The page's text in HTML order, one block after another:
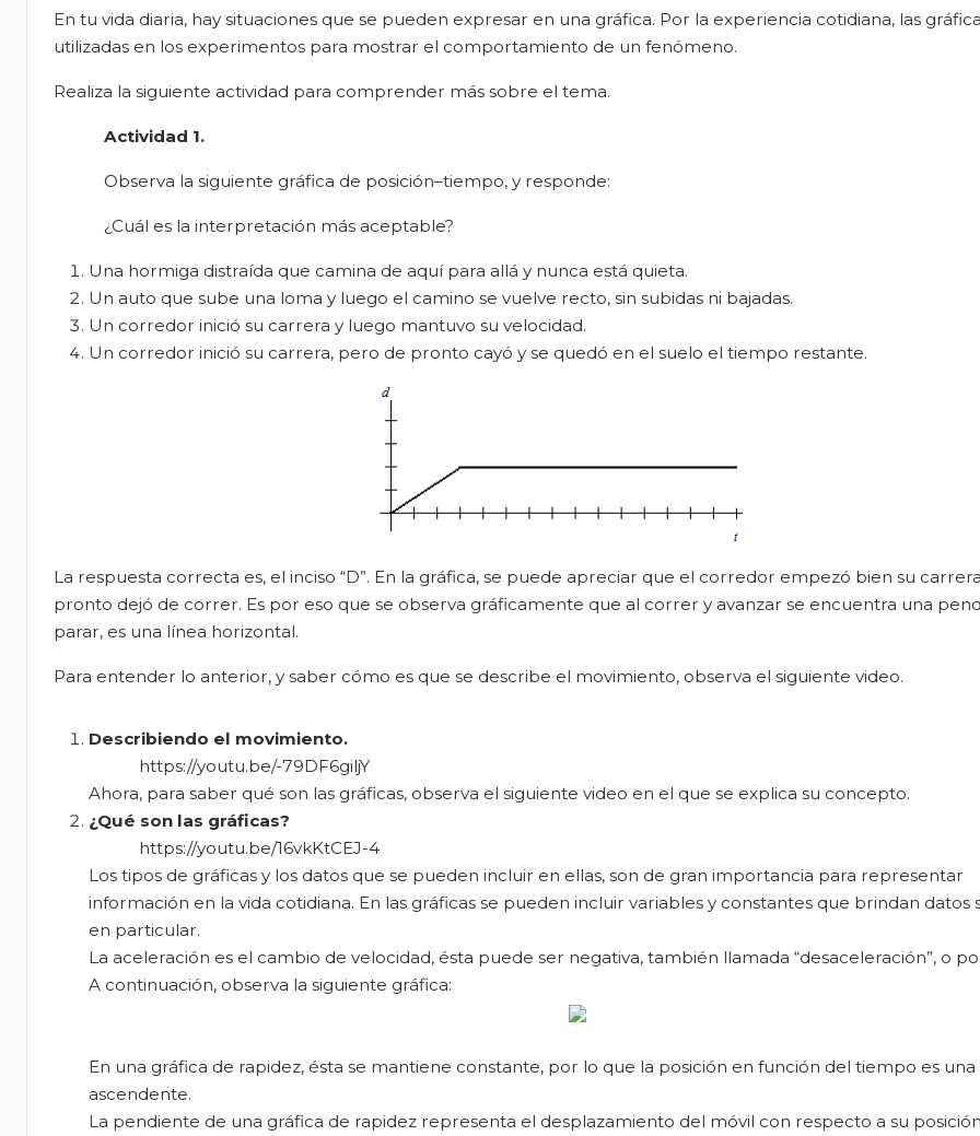
En tu vida diaria, hay situaciones que se pueden expresar en una gráfica. Por la experiencia cotidiana, las
utilizadas en los experimentos para mostrar el comportamiento de un fenómeno.
Realiza la siguiente actividad para comprender más sobre el tema.
Actividad 1.
Observa la siguiente gráfica de posición–tiempo, y responde:
¿Cuál es la interpretación más aceptable?
Una hormiga distraída que camina de aquí para allá y nunca está quieta.
Un auto que sube una loma y luego el camino se vuelve recto, sin subidas ni bajadas.
Un corredor inició su carrera y luego mantuvo su velocidad.
Un corredor inició su carrera, pero de pronto cayó y se quedó en el suelo el tiempo restante.
La respuesta correcta es, el inciso “D”. En la gráfica, se puede apreciar que el corredor empezó bien su
pronto dejó de correr. Es por eso que se observa gráficamente que al correr y avanzar se encuentra una
parar, es una línea horizontal.
Para entender lo anterior, y saber cómo es que se describe el movimiento, observa el siguiente video.
Describiendo el movimiento.
https://youtu.be/-79DF6giljY
Ahora, para saber qué son las gráficas, observa el siguiente video en el que se explica su concepto.
¿Qué son las gráficas?
https://youtu.be/16vkKtCEJ-4
Los tipos de gráficas y los datos que se pueden incluir en ellas, son de gran importancia para representar
información en la vida cotidiana. En las gráficas se pueden incluir variables y constantes que brindan datos
en particular.
La aceleración es el cambio de velocidad, ésta puede ser negativa, también llamada “desaceleración”, o
A continuación, observa la siguiente gráfica:
En una gráfica de rapidez, ésta se mantiene constante, por lo que la posición en función del tiempo es
ascendente.
La pendiente de una gráfica de rapidez representa el desplazamiento del móvil con respecto a su